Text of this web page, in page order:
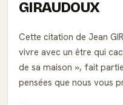
GIRAUDOUX
Cette citation de Jean
vivre avec un être qui
de sa maison
, fait
pensées que nous vous